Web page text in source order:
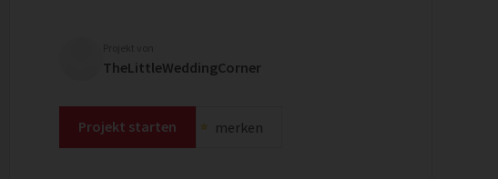
TheLittleWeddingCorner
Projekt starten merken